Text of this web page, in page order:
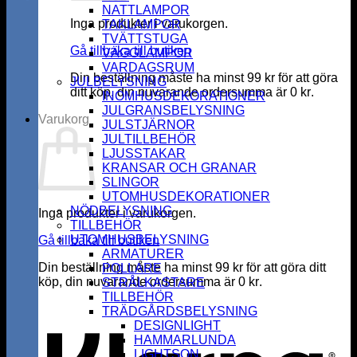
Inga produkter i varukorgen.
Gå tillbaka till butiken
Din beställning måste ha minst99 kr för att göra
ditt köp, din nuvarande ordersumma är 0 kr.
Varukorg
Inga produkter i varukorgen.
Gå tillbaka till butiken
Din beställning måste ha minst99 kr för att göra ditt
köp, din nuvarande ordersumma är 0 kr.
NATTLAMPOR
TAKLAMPOR
TVÄTTSTUGA
VÄGGLAMPOR
VARDAGSRUM
JULBELYSNING
INOMHUSDEKORATIONER
JULGRANSBELYSNING
JULSTJÄRNOR
JULTILLBEHÖR
LJUSSTAKAR
KRANSAR OCH GRANAR
SLINGOR
UTOMHUSDEKORATIONER
NÖDBELYSNING
TILLBEHÖR
UTOMHUSBELYSNING
ARMATURER
POLLARE
STRÅLKASTARE
TILLBEHÖR
TRÄDGÅRDSBELYSNING
DESIGNLIGHT
HAMMARLUNDA
LIGHTSON